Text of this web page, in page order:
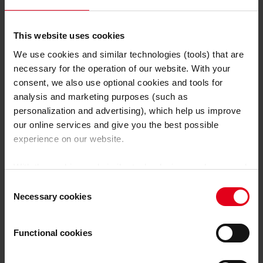
This website uses cookies
We use cookies and similar technologies (tools) that are
necessary for the operation of our website. With your
consent, we also use optional cookies and tools for
analysis and marketing purposes (such as
personalization and advertising), which help us improve
our online services and give you the best possible
experience on our website.
With the cookies and similar technologies used, personal
providers. Third-party providers also include Google LLC,
YouTube LLC and Meta Platforms, Inc., which are based
in the USA, so that data transfers to the USA cannot be
ruled out.The USA is not certified by the European
Selection
Necessary cookies
Functional cookies